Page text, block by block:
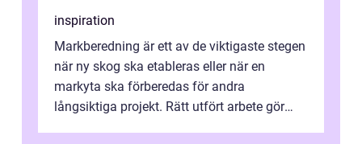
inspiration
Markberedning är ett av de viktigaste stegen
när ny skog ska etableras eller när en
markyta ska förberedas för andra
långsiktiga projekt. Rätt utfört arbete gör